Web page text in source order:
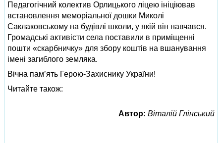
Педагогічний колектив Орлицького ліцею ініціював
встановлення меморіальної дошки Миколі
Саклаковському на будівлі школи, у якій він навчався.
Громадські активісти села поставили в приміщенні
пошти «скарбничку» для збору коштів на вшанування
імені загиблого земляка.
Вічна пам’ять Герою-Захиснику України!
Читайте також:
Автор: Віталій Глінський